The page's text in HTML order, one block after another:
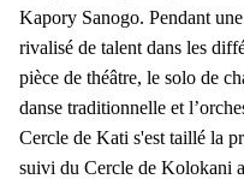
Kapory Sanogo. Pendant
rivalisé de talent dans les
pièce de théâtre, le solo de
danse traditionnelle et
Cercle de Kati s'est taillé la
suivi du Cercle de Kolokani